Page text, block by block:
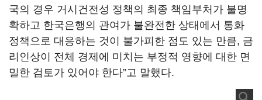
국의 경우 거시건전성 정책의 최종 책임부처가 불명
확하고 한국은행의 관여가 불완전한 상태에서 통화
정책으로 대응하는 것이 불가피한 점도 있는 만큼, 금
리인상이 전체 경제에 미치는 부정적 영향에 대한 면
밀한 검토가 있어야 한다”고 말했다.